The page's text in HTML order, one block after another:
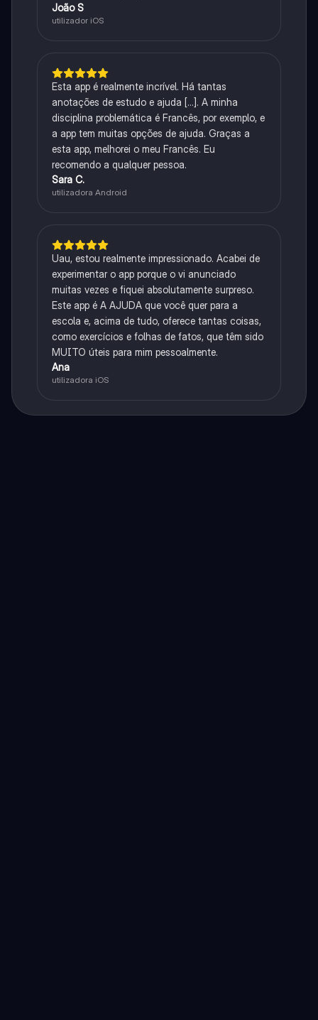
João S
utilizador iOS
Esta app é realmente incrível. Há tantas
anotações de estudo e ajuda [...]. A minha
disciplina problemática é Francês, por exemplo, e
a app tem muitas opções de ajuda. Graças a
esta app, melhorei o meu Francês. Eu
recomendo a qualquer pessoa.
Sara C.
utilizadora Android
Uau, estou realmente impressionado. Acabei de
experimentar o app porque o vi anunciado
muitas vezes e fiquei absolutamente surpreso.
Este app é A AJUDA que você quer para a
escola e, acima de tudo, oferece tantas coisas,
como exercícios e folhas de fatos, que têm sido
MUITO úteis para mim pessoalmente.
Ana
utilizadora iOS